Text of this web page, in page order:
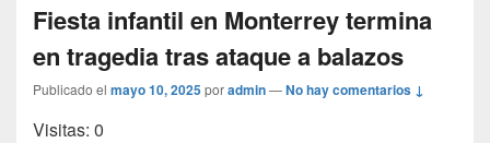
Fiesta infantil en Monterrey termina
en tragedia tras ataque a balazos
Publicado el mayo 10, 2025poradmin—No hay comentarios ↓
Visitas: 0